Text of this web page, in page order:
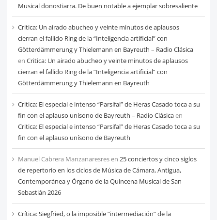
Musical donostiarra. De buen notable a ejemplar sobresaliente
Critica: Un airado abucheo y veinte minutos de aplausos
cierran el fallido Ring de la “Inteligencia artificial” con
Götterdämmerung y Thielemann en Bayreuth – Radio Clásica
en Critica: Un airado abucheo y veinte minutos de aplausos
cierran el fallido Ring de la “Inteligencia artificial” con
Götterdämmerung y Thielemann en Bayreuth
Critica: El especial e intenso “Parsifal” de Heras Casado toca a su
fin con el aplauso unísono de Bayreuth – Radio Clásicaen
Critica: El especial e intenso “Parsifal” de Heras Casado toca a su
fin con el aplauso unísono de Bayreuth
Manuel Cabrera Manzanaresresen 25 conciertos y cinco siglos
de repertorio en los ciclos de Música de Cámara, Antigua,
Contemporánea y Órgano de la Quincena Musical de San
Sebastián 2026
Crítica: Siegfried, o la imposible “intermediación” de la